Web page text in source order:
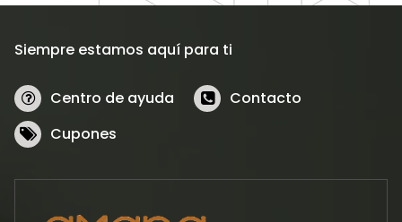
Siempre estamos aquí para ti
Centro de ayuda
Contacto
Cupones